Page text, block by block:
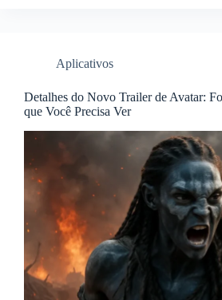
Aplicativos
Detalhes do Novo Trailer de Avatar:
que Você Precisa Ver